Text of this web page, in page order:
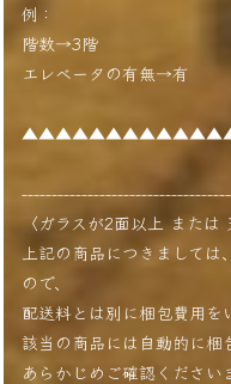
例：
階数→3階
エレベータの有無→有
〈ガラスが2面以上 または
上記の商品につきましては
ので、
配送料とは別に梱包費用を
該当の商品には自動的に梱
あらかじめご確認ください